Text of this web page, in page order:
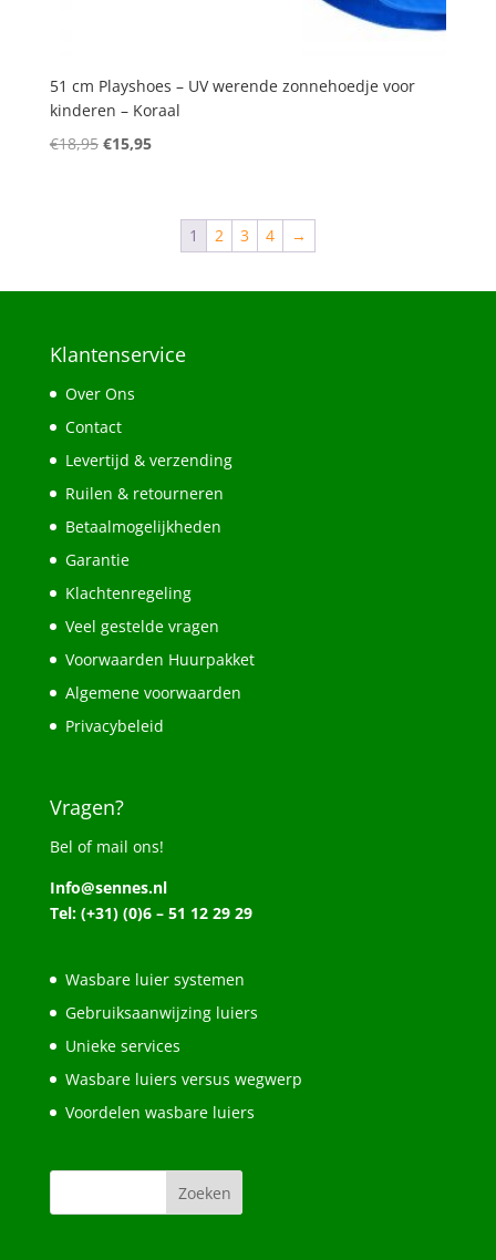
51 cm Playshoes – UV werende zonnehoedje voor
kinderen – Koraal
€18,95 Oorspronkelijke
€15,95Huidige
€15,95.
1 2 3 4 →
Klantenservice
Over Ons
Contact
Levertijd & verzending
Ruilen & retourneren
Betaalmogelijkheden
Garantie
Klachtenregeling
Veel gestelde vragen
Voorwaarden Huurpakket
Algemene voorwaarden
Privacybeleid
Vragen?
Bel of mail ons!
Info@sennes.nl
Tel: (+31) (0)6 – 51 12 29 29
Wasbare luier systemen
Gebruiksaanwijzing luiers
Unieke services
Wasbare luiers versus wegwerp
Voordelen wasbare luiers